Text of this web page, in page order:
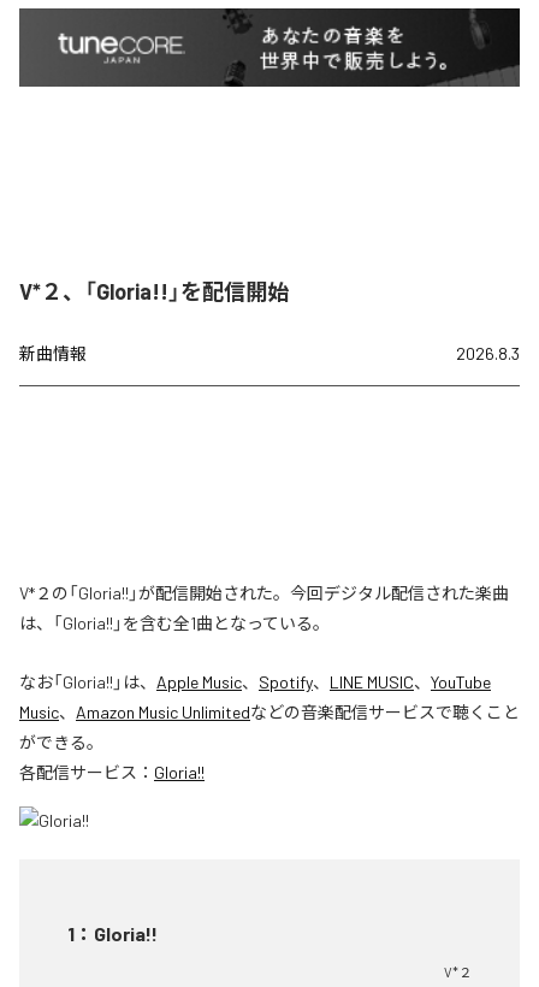
V*２、「Gloria!!」を配信開始
新曲情報 2026.8.3
V*２の「Gloria!!」が配信開始された。今回デジタル配信された楽曲
は、「Gloria!!」を含む全1曲となっている。
なお「Gloria!! 」は、 Apple Music、 Spotify、 LINE MUSIC、 YouTube
Music、 Amazon Music Unlimitedなどの音楽配信サービスで聴くこと
ができる。
各配信サービス： Gloria!!
1 ： Gloria!!
V*２